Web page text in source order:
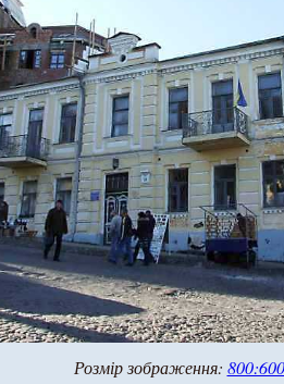
Розмір зображення: